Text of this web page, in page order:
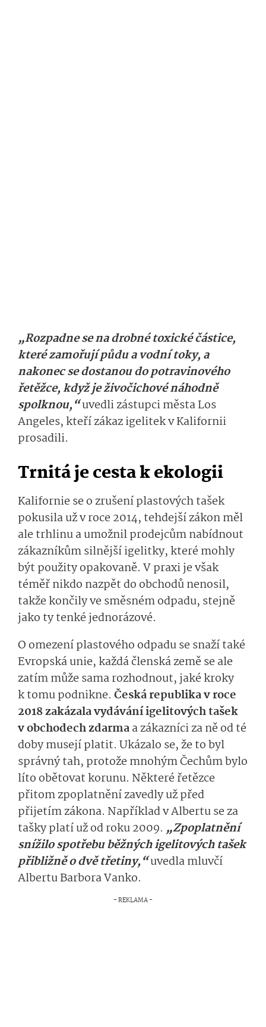
„Rozpadne se na drobné toxické částice,
které zamořují půdu a vodní toky, a
nakonec se dostanou do potravinového
řetěžce, když je živočichové náhodně
spolknou,“uvedli zástupci města Los
Angeles, kteří zákaz igelitek v Kalifornii
prosadili.
Trnitá je cesta k ekologii
Kalifornie se o zrušení plastových tašek
pokusila už v roce 2014, tehdejší zákon měl
ale trhlinu a umožnil prodejcům nabídnout
zákazníkům silnější igelitky, které mohly
být použity opakovaně. V praxi je však
téměř nikdo nazpět do obchodů nenosil,
takže končily ve směsném odpadu, stejně
jako ty tenké jednorázové.
O omezení plastového odpadu se snaží také
Evropská unie, každá členská země se ale
zatím může sama rozhodnout, jaké kroky
k tomu podnikne. Česká republika v roce
2018 zakázala vydávání igelitových tašek
v obchodech zdarmaa zákazníci za ně od té
doby musejí platit. Ukázalo se, že to byl
správný tah, protože mnohým Čechům bylo
líto obětovat korunu. Některé řetězce
přitom zpoplatnění zavedly už před
přijetím zákona. Například v Albertu se za
tašky platí už od roku 2009. „Zpoplatnění
snížilo spotřebu běžných igelitových tašek
přibližně o dvě třetiny,“uvedla mluvčí
Albertu Barbora Vanko.